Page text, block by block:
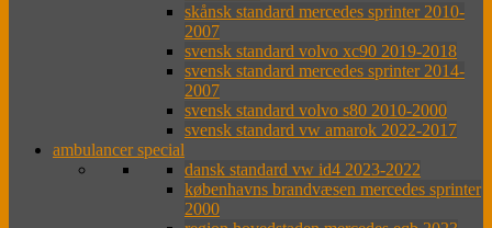
skånsk standard mercedes sprinter 2010-
2007
svensk standard volvo xc90 2019-2018
svensk standard mercedes sprinter 2014-
2007
svensk standard volvo s80 2010-2000
svensk standard vw amarok 2022-2017
ambulancer special
dansk standard vw id4 2023-2022
københavns brandvæsen mercedes sprinter
2000